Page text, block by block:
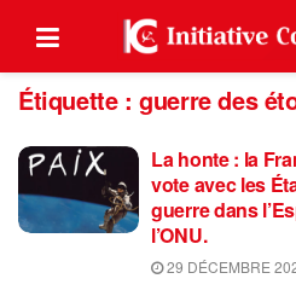
Étiquette :guerre des
La honte : la
vote avec les
guerre dans
l’ONU.
29 DÉCEMBRE